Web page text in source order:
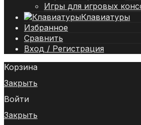
Игры для игровых
Клавиатуры
Избранное
Сравнить
Вход / Регистрация
Корзина
Закрыть
Войти
Закрыть